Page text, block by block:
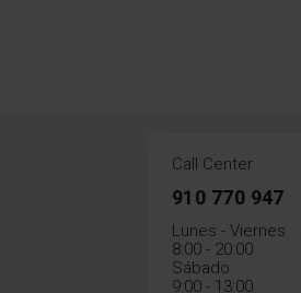
Call Center
910 770 947
Lunes - Viernes
8:00 - 20:00
Sábado
9:00 - 13:00